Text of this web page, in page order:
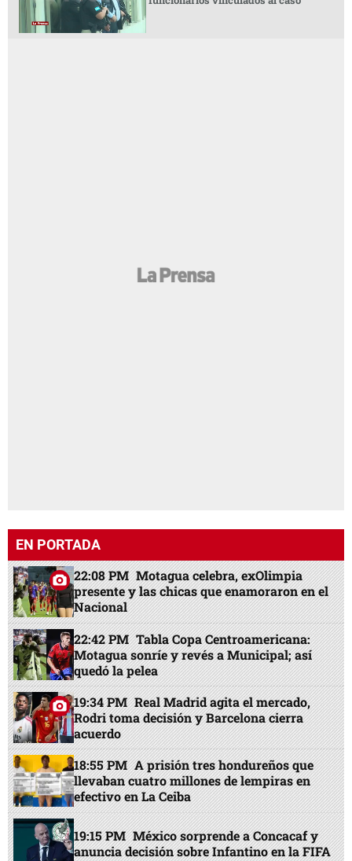
EN PORTADA
22:08 PM Motagua celebra, exOlimpia
presente y las chicas que enamoraron en el
Nacional
22:42 PM Tabla Copa Centroamericana:
Motagua sonríe y revés a Municipal; así
quedó la pelea
19:34 PM Real Madrid agita el mercado,
Rodri toma decisión y Barcelona cierra
acuerdo
18:55 PM A prisión tres hondureños que
llevaban cuatro millones de lempiras en
efectivo en La Ceiba
19:15 PM México sorprende a Concacaf y
anuncia decisión sobre Infantino en la FIFA